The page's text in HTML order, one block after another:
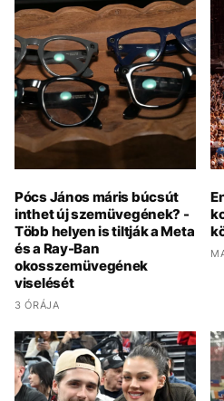
Pócs János máris búcsút
inthet új szemüvegének? -
Több helyen is tiltják a Meta
és a Ray-Ban
okosszemüvegének
viselését
3 ÓRÁJA